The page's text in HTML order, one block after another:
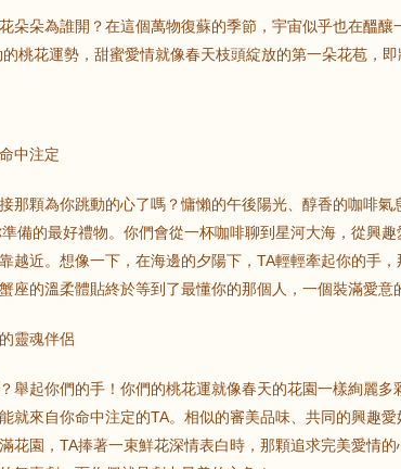
朵朵為誰開？在這個萬物復蘇的季節，宇宙似乎也在醞釀
桃花運勢，甜蜜愛情就像春天枝頭綻放的第一朵花苞，即
中注定
那顆為你跳動的心了嗎？慵懶的午後陽光、醇香的咖啡
備的最好禮物。你們會從一杯咖啡聊到星河大海，從興
越近。想像一下，在海邊的夕陽下，TA輕輕牽起你的手
座的溫柔體貼終於等到了最懂你的那個人，一個裝滿愛意
靈魂伴侶
舉起你們的手！你們的桃花運就像春天的花園一樣絢麗多
就來自你命中注定的TA。相似的審美品味、共同的興趣
花園，TA捧著一束鮮花深情表白時，那顆追求完美愛情